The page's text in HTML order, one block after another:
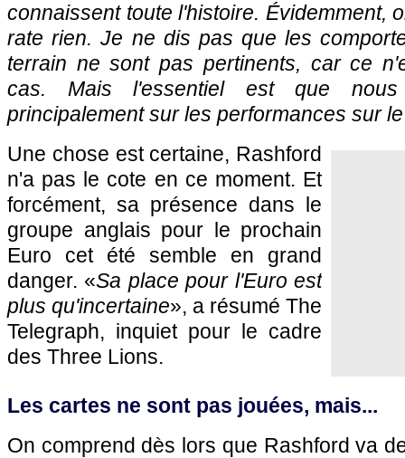
connaissent toute l'histoire. Évidemment,
rate rien. Je ne dis pas que les
terrain ne sont pas pertinents, car ce
cas. Mais l'essentiel est que nous
principalement sur les performances sur
Une chose est certaine, Rashford
n'a pas le cote en ce moment. Et
forcément, sa présence dans le
groupe anglais pour le prochain
Euro cet été semble en grand
danger. «Sa place pour l'Euro est
plus qu'incertaine», a résumé The
Telegraph, inquiet pour le cadre
des Three Lions.
Les cartes ne sont pas jouées, mais...
On comprend dès lors que Rashford va